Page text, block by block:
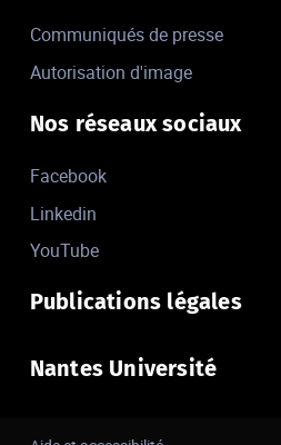
Communiqués de presse
Autorisation d'image
Nos réseaux sociaux
Facebook
Linkedin
YouTube
Publications légales
Nantes Université